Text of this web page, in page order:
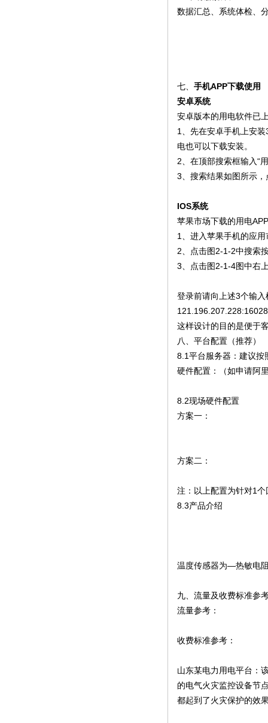
数据汇总、系统体检、
七、 手机APP下载使用
安卓系统
安卓版本的用电软件已
1、先在安卓手机上安
电也可以下载安装。
2、在顶部搜索框输入“
3、搜索结果如图所示，
IOS系统
苹果市场下载的用电
1、进入苹果手机的应
2、点击图2-1-2中搜索
3、点击图2-1-4图中右
登录前请向上述3个输
这样设计的目的是便于
八 、 平台配置（推荐）
8.1平台服务器：建议按
硬件配置：（如申请阿
8.2现场硬件配置
方案一：
方案二：
注：以上配置为针对1
8.3产品介绍
温度传感器为—热敏电
九、流量及收费标准参
流量参考：
收费标准参考：
山东某电力用电平台：
的电气火灾监控设备节
都起到了火灾保护的效